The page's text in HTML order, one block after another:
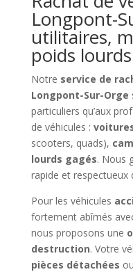
Longpont-
utilitaires,
poids
Notre service de
Longpont-Sur-Orge
particuliers qu’aux
de véhicules :
scooters, quads),
lourds gagés. Nous
rapide et respectueux
Pour les véhicules
fortement abîmés
nous proposons une
destruction. Votre
pièces détachées